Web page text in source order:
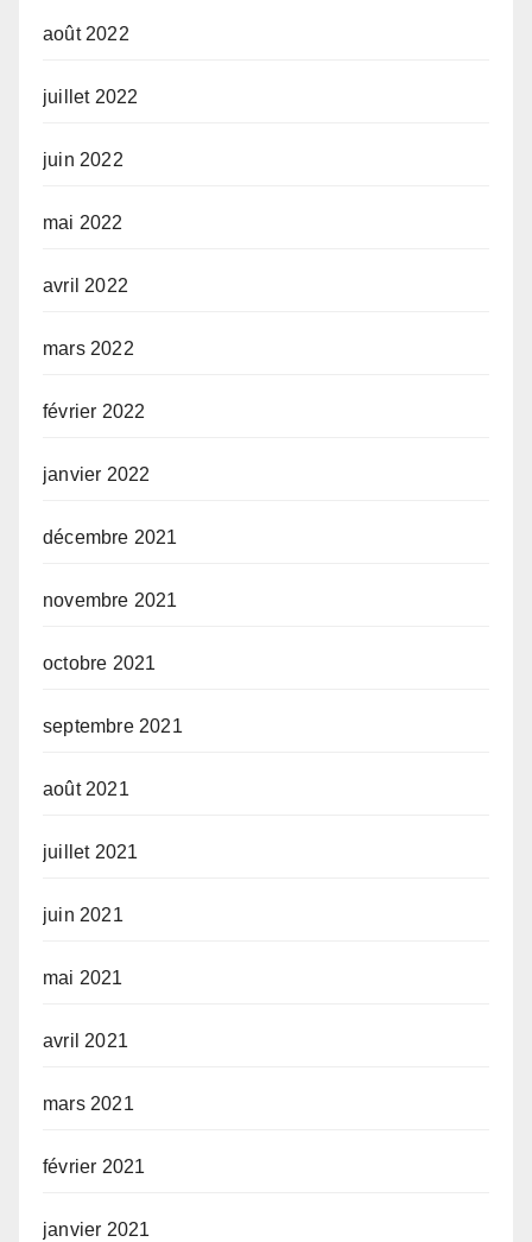
août 2022
juillet 2022
juin 2022
mai 2022
avril 2022
mars 2022
février 2022
janvier 2022
décembre 2021
novembre 2021
octobre 2021
septembre 2021
août 2021
juillet 2021
juin 2021
mai 2021
avril 2021
mars 2021
février 2021
janvier 2021